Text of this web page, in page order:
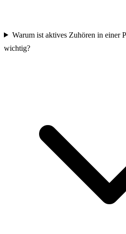
Warum ist aktives Zuhören in einer
wichtig?